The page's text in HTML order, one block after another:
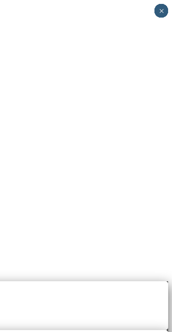
×
×
×
×
×
×
×
×
×
×
×
×
×
×
×
×
×
×
×
×
×
×
×
×
×
×
×
×
×
×
×
×
×
×
×
×
×
×
×
×
×
×
×
×
×
×
×
×
×
×
×
×
×
×
×
×
×